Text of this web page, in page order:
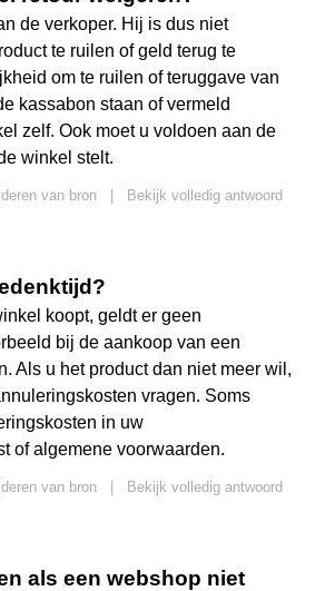
de verkoper. Hij is dus niet
te ruilen of geld terug te
om te ruilen of teruggave van
kassabon staan of vermeld
zelf. Ook moet u voldoen aan de
winkel stelt.
van bron
Bekijk volledig antwoord
koopt, geldt er geen
bij de aankoop van een
Als u het product dan niet meer wil,
vragen. Soms
in uw
of algemene voorwaarden.
van bron
Bekijk volledig antwoord
als een webshop niet